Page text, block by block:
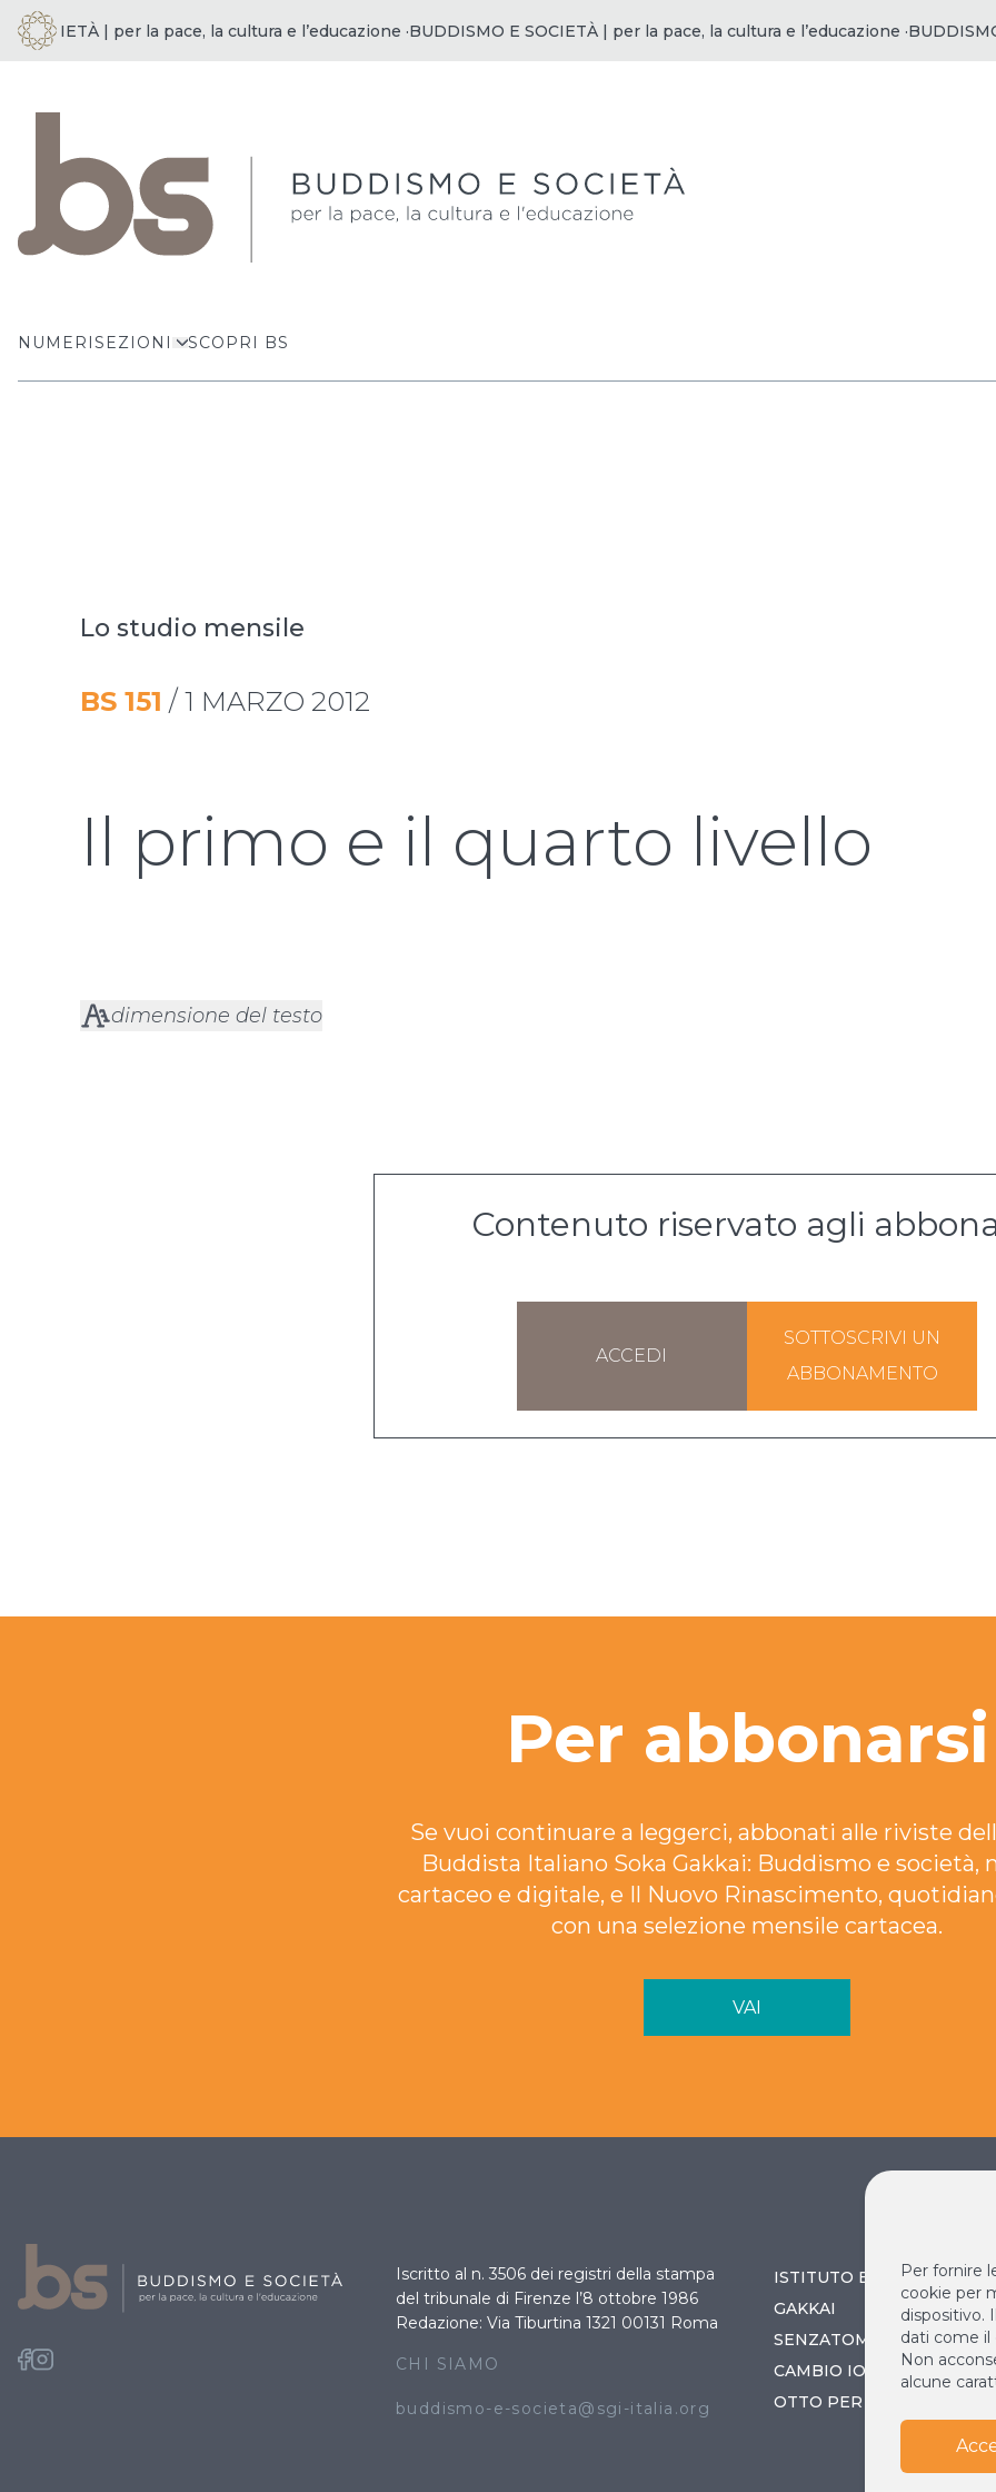
SOCIETÀ | per la pace, la cultura e l’educazione ·BUDDISMO E SOCIETÀ | per la pace, la cultura e l’educazione ·BUDDISMO
NUMERISEZIONI SCOPRI BS
Lo studio mensile
BS 151 / 1 MARZO 2012
Il primo e il quarto livello
dimensione del testo
Contenuto riservato agli
ACCEDI
SOTTOSCRIVI UN
ABBONAMENTO
Per abbonarsi
Se vuoi continuare a leggerci, abbonati alle riviste
Buddista Italiano Soka Gakkai: Buddismo e società,
cartaceo e digitale, e Il Nuovo Rinascimento,
con una selezione mensile cartacea.
VAI
Iscritto al n. 3506 dei registri della stampa
del tribunale di Firenze l’8 ottobre 1986
Redazione: Via Tiburtina 1321 00131 Roma
CHI SIAMO
buddismo-e-societa@sgi-italia.org
ISTITUTO BUDDISTA
GAKKAI
SENZATOMICA
CAMBIO IO / CAMBIA IL
OTTO PER MILLE
Per fornire
cookie per
dispositivo.
dati come
Non
alcune